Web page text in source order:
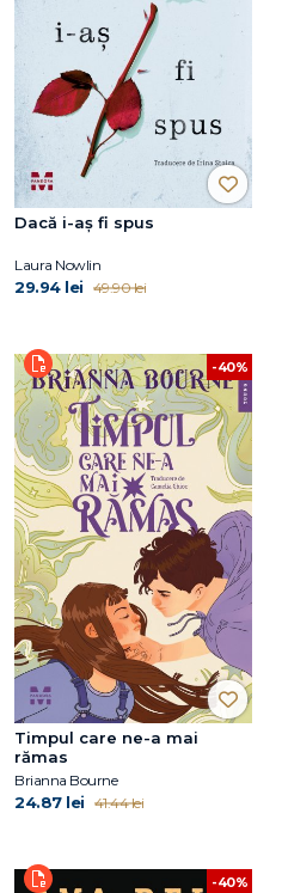
Dacă i-aș fi spus
Laura Nowlin
29.94 lei 49.90 lei
-40%
Timpul care ne-a mai
rămas
Brianna Bourne
24.87 lei 41.44 lei
-40%